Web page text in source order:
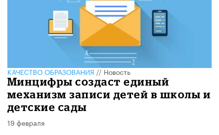
КАЧЕСТВО ОБРАЗОВАНИЯ//Новость
Минцифры создаст единый
механизм записи детей в школы и
детские сады
19 февраля